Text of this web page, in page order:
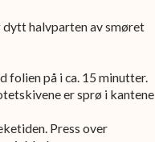
halvparten av smøret
folien på i ca. 15 minutter.
er sprø i kantene
Press over